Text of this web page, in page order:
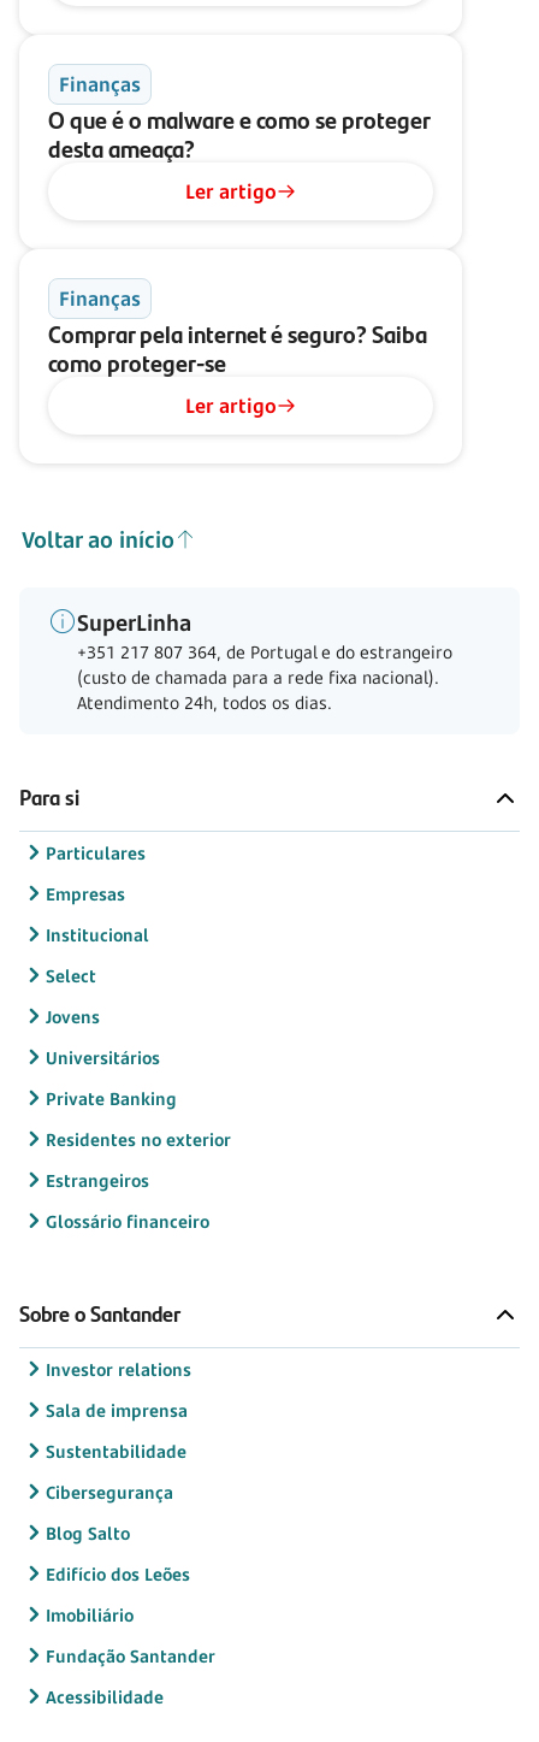
Finanças
O que é o malware e como se proteger
desta ameaça?
Ler artigo
Finanças
Comprar pela internet é seguro? Saiba
como proteger-se
Ler artigo
Voltar ao início
SuperLinha
+351 217 807 364, de Portugal e do estrangeiro
(custo de chamada para a rede fixa nacional).
Atendimento 24h, todos os dias.
Para si
Particulares
Empresas
Institucional
Select
Jovens
Universitários
Private Banking
Residentes no exterior
Estrangeiros
Glossário financeiro
Sobre o Santander
Investor relations
Sala de imprensa
Sustentabilidade
Cibersegurança
Blog Salto
Edifício dos Leões
Imobiliário
Fundação Santander
Acessibilidade